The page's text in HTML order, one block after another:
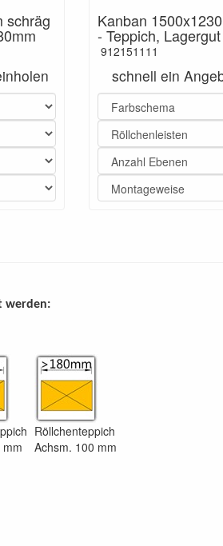
schräg Kanban
- Teppich,
912151111
schnell ein
werden:
Röllchenteppich
Achsm. 100 mm